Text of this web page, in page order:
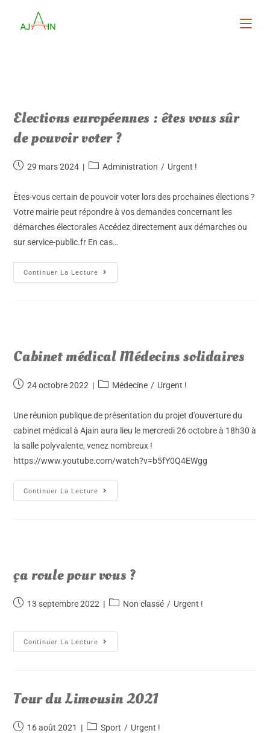
Elections européennes : êtes vous sûr
de pouvoir voter ?
29 mars 2024 Administration / Urgent !
Êtes-vous certain de pouvoir voter lors des prochaines élections ?
Votre mairie peut répondre à vos demandes concernant les
démarches électorales Accédez directement aux démarches ou
sur service-public.fr En cas…
Continuer La Lecture
Cabinet médical Médecins solidaires
24 octobre 2022 Médecine / Urgent !
Une réunion publique de présentation du projet d'ouverture du
cabinet médical à Ajain aura lieu le mercredi 26 octobre à 18h30 à
la salle polyvalente, venez nombreux !
https://www.youtube.com/watch?v=b5fY0Q4EWgg
Continuer La Lecture
ça roule pour vous ?
13 septembre 2022 Non classé / Urgent !
Continuer La Lecture
Tour du Limousin 2021
16 août 2021 Sport / Urgent !